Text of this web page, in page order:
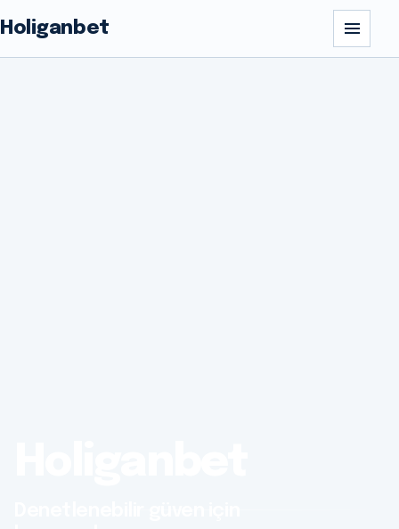
Holiganbet